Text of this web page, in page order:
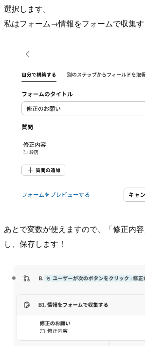
選択します。
私はフォーム→情報をフォームで収集す
あとで変数が使えますので、「修正内
し、保存します！